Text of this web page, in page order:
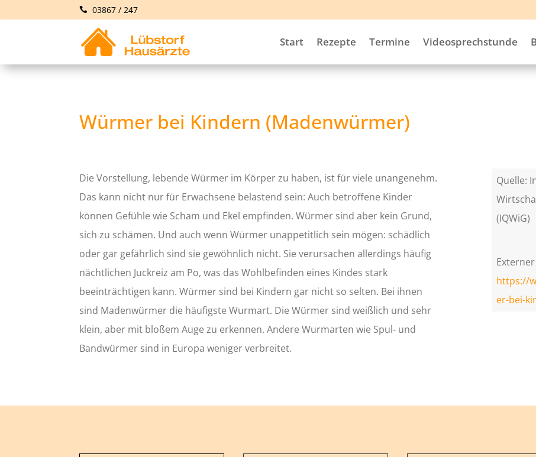
03867 / 247
Start Rezepte Termine Videosprechstunde
Würmer bei Kindern (Madenwürmer)
Die Vorstellung, lebende Würmer im Körper zu haben, ist für viele unangenehm.
Das kann nicht nur für Erwachsene belastend sein: Auch betroffene Kinder
können Gefühle wie Scham und Ekel empfinden. Würmer sind aber kein Grund,
sich zu schämen. Und auch wenn Würmer unappetitlich sein mögen: schädlich
oder gar gefährlich sind sie gewöhnlich nicht. Sie verursachen allerdings häufig
nächtlichen Juckreiz am Po, was das Wohlbefinden eines Kindes stark
beeinträchtigen kann. Würmer sind bei Kindern gar nicht so selten. Bei ihnen
sind Madenwürmer die häufigste Wurmart. Die Würmer sind weißlich und sehr
klein, aber mit bloßem Auge zu erkennen. Andere Wurmarten wie Spul- und
Bandwürmer sind in Europa weniger verbreitet.
Quelle:
(IQWiG)
https://
er-bei-